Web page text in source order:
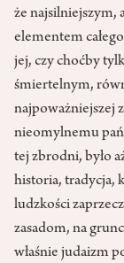
że najsilniejszym,
elementem
jej, czy choćby
śmiertelnym,
najpoważniejszej
nieomylnemu
tej zbrodni, było
historia, tradycja,
ludzkości
zasadom, na
właśnie judaizm